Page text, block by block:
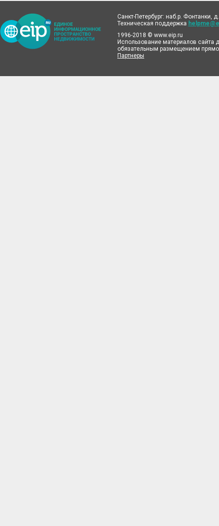
Санкт-Петербург: наб.р. Фонтанки,
Техническая поддержка
1996-2018 © www.eip.ru
Использование материалов сайта
обязательным размещением
Партнеры